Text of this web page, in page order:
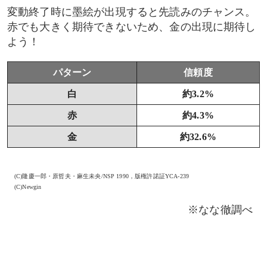
変動終了時に墨絵が出現すると先読みのチャンス。
赤でも大きく期待できないため、金の出現に期待し
よう！
パターン 信頼度
白 約3.2%
赤 約4.3%
金 約32.6%
(C)隆慶一郎・原哲夫・麻生未央/NSP 1990，版権許諾証YCA-239
(C)Newgin
※なな徹調べ